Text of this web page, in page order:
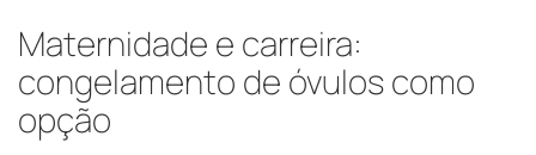
Maternidade e carreira:
congelamento de óvulos como
opção